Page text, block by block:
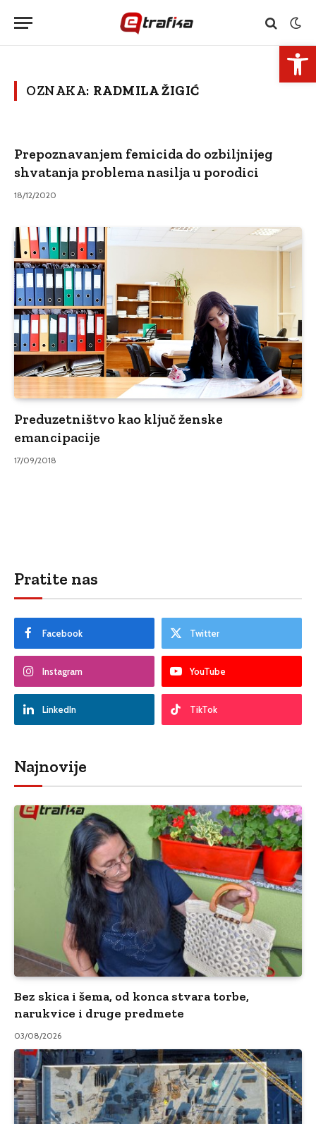
OZNAKA: RADMILA ŽIGIĆ
Prepoznavanjem femicida do ozbiljnijeg
shvatanja problema nasilja u porodici
18/12/2020
Preduzetništvo kao ključ ženske
emancipacije
17/09/2018
Pratite nas
Facebook Twitter
Instagram YouTube
LinkedIn TikTok
Najnovije
Bez skica i šema, od konca stvara torbe,
narukvice i druge predmete
03/08/2026